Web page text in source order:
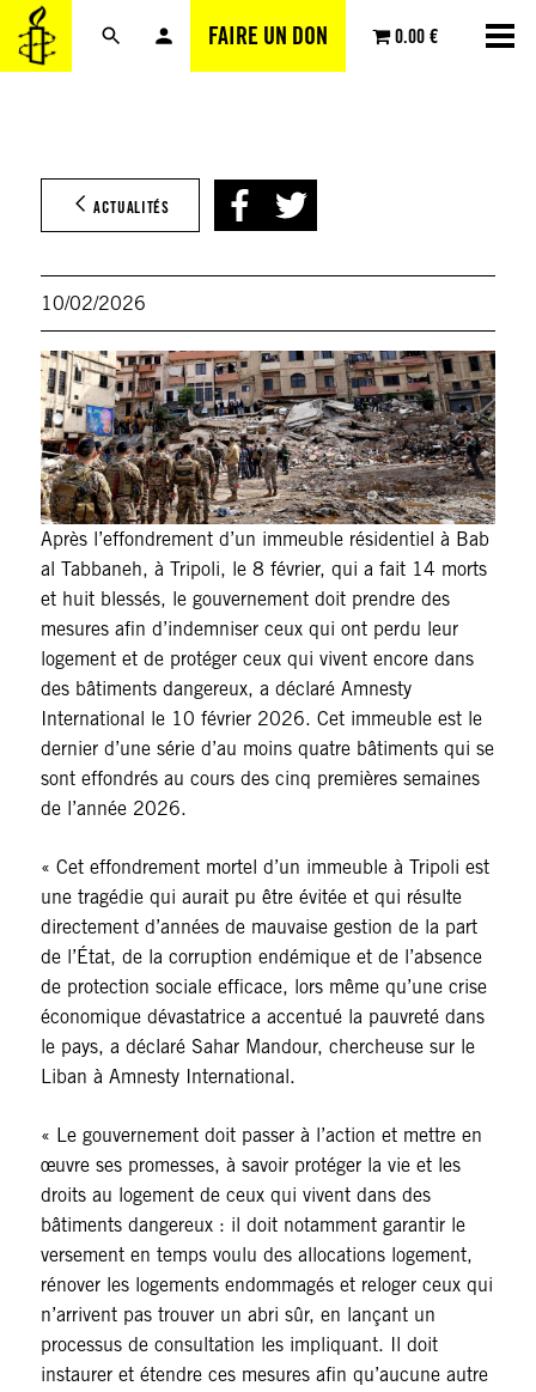
FAIRE UN DON 0.00 €
Aller
au
contenu
ACTUALITÉS
10/02/2026
Après l’effondrement d’un immeuble résidentiel à Bab
al Tabbaneh, à Tripoli, le 8 février, qui a fait 14 morts
et huit blessés, le gouvernement doit prendre des
mesures afin d’indemniser ceux qui ont perdu leur
logement et de protéger ceux qui vivent encore dans
des bâtiments dangereux, a déclaré Amnesty
International le 10 février 2026. Cet immeuble est le
dernier d’une série d’au moins quatre bâtiments qui se
sont effondrés au cours des cinq premières semaines
de l’année 2026.
« Cet effondrement mortel d’un immeuble à Tripoli est
une tragédie qui aurait pu être évitée et qui résulte
directement d’années de mauvaise gestion de la part
de l’État, de la corruption endémique et de l’absence
de protection sociale efficace, lors même qu’une crise
économique dévastatrice a accentué la pauvreté dans
le pays, a déclaré Sahar Mandour, chercheuse sur le
Liban à Amnesty International.
« Le gouvernement doit passer à l’action et mettre en
œuvre ses promesses, à savoir protéger la vie et les
droits au logement de ceux qui vivent dans des
bâtiments dangereux : il doit notamment garantir le
versement en temps voulu des allocations logement,
rénover les logements endommagés et reloger ceux qui
n’arrivent pas trouver un abri sûr, en lançant un
processus de consultation les impliquant. Il doit
instaurer et étendre ces mesures afin qu’aucune autre